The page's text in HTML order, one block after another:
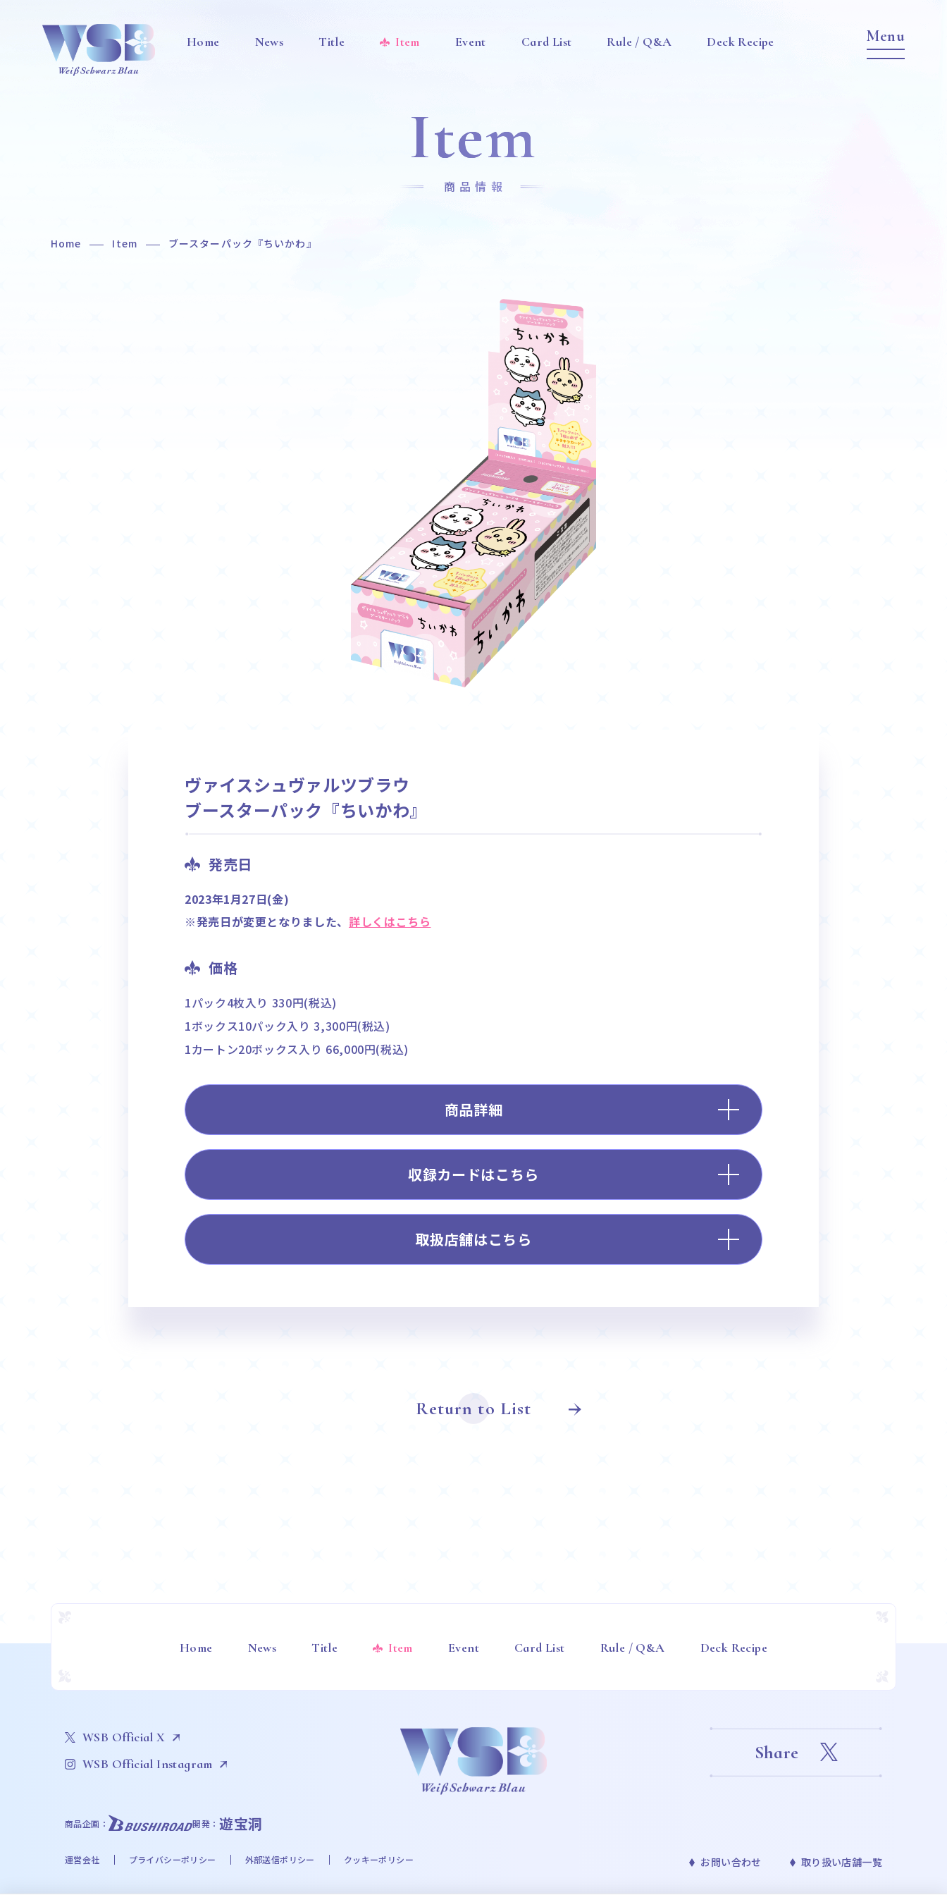
Home News Title Item Event Card List Rule / Q&A Deck Recipe
Title
作品タイトル
Rule / Q&A
ルール/Q&A
Item
商品情報
Home Item ブースターパック『ちいかわ』
ヴァイスシュヴァルツブラウ
ブースターパック『ちいかわ』
発売日
2023年1月27日(金)
※発売日が変更となりました、 詳しくはこちら
価格
1パック4枚入り 330円(税込)
1ボックス10パック入り 3,300円(税込)
1カートン20ボックス入り 66,000円(税込)
商品詳細
収録カードはこちら
取扱店舗はこちら
Return to List
Home News Title Item Event Card List Rule / Q&A Deck Recipe
WSB Official X
WSB Official Instagram
Share
商品企画： 開発： 遊宝洞
運営会社 プライバシーポリシー 外部送信ポリシー クッキーポリシー お問い合わせ 取り扱い店舗一覧